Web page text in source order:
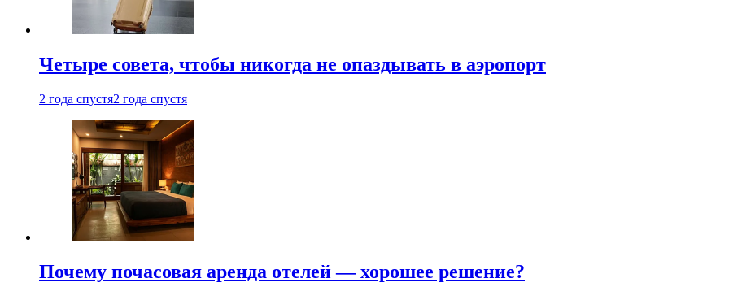
Четыре совета, чтобы никогда не опаздывать в аэропорт
2 года спустя2 года спустя
Почему почасовая аренда отелей — хорошее решение?